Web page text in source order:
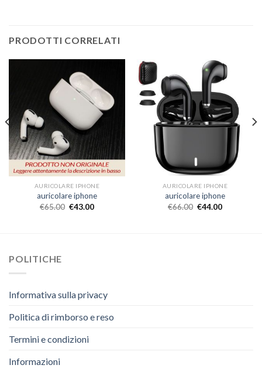
PRODOTTI CORRELATI
AURICOLARE IPHONE
auricolare iphone
€65.00 €43.00
AURICOLARE IPHONE
auricolare iphone
€66.00 €44.00
POLITICHE
Informativa sulla privacy
Politica di rimborso e reso
Termini e condizioni
Informazioni